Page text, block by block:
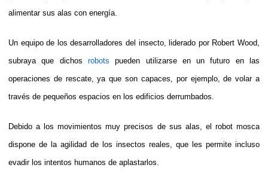
alimentar sus alas con energía.
Un equipo de los desarrolladores del insecto, liderado por Robert Wood,
subraya que dichos robots pueden utilizarse en un futuro en las
operaciones de rescate, ya que son capaces, por ejemplo, de volar a
través de pequeños espacios en los edificios derrumbados.
Debido a los movimientos muy precisos de sus alas, el robot mosca
dispone de la agilidad de los insectos reales, que les permite incluso
evadir los intentos humanos de aplastarlos.